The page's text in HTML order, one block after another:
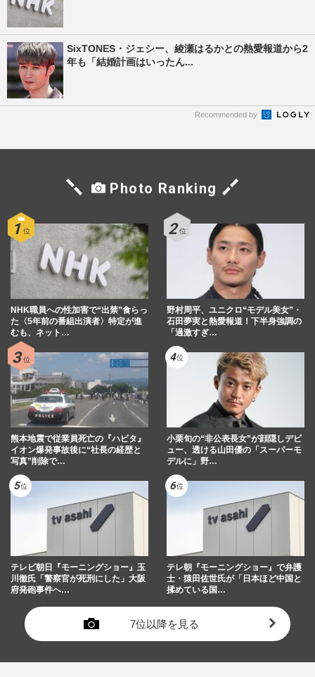
SixTONES・ジェシー、綾瀬はるかとの熱愛報道から2
年も「結婚計画はいったん...
Recommended by
Photo Ranking
NHK職員への性加害で“出禁”食らっ
た〈5年前の番組出演者〉特定が進
むも、ネット…
野村周平、ユニクロ“モデル美女”・
石田夢実と熱愛報道！下半身強調の
「過激すぎ…
熊本地震で従業員死亡の『ハビタ』
イオン爆発事故後に“社長の経歴と
写真”削除で…
小栗旬の“非公表長女”が顔隠しデビ
ュー、透ける山田優の「スーパーモ
デルに」野…
テレビ朝日『モーニングショー』玉
川徹氏「警察官が死刑にした」大阪
府発砲事件へ…
テレ朝『モーニングショー』で弁護
士・猿田佐世氏が「日本ほど中国と
揉めている国…
7位以降を見る